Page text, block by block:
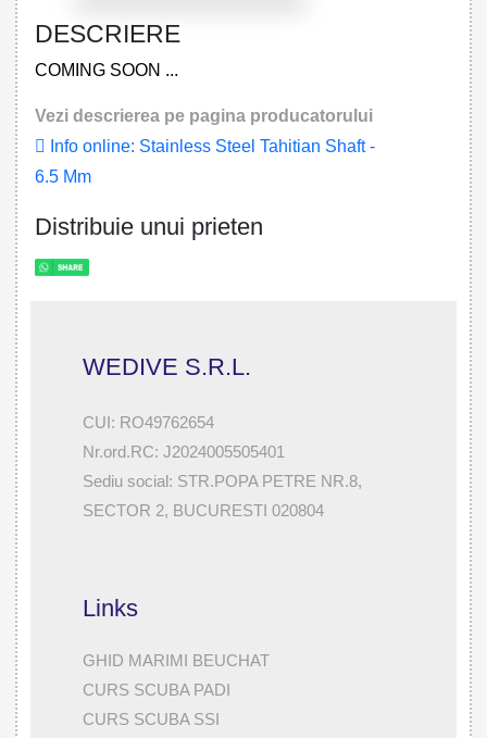
DESCRIERE
COMING SOON ...
Vezi descrierea pe pagina producatorului
Info online: Stainless Steel Tahitian Shaft -
6.5 Mm
Distribuie unui prieten
WEDIVE S.R.L.
CUI: RO49762654
Nr.ord.RC: J2024005505401
Sediu social: STR.POPA PETRE NR.8,
SECTOR 2, BUCURESTI 020804
Links
GHID MARIMI BEUCHAT
CURS SCUBA PADI
CURS SCUBA SSI